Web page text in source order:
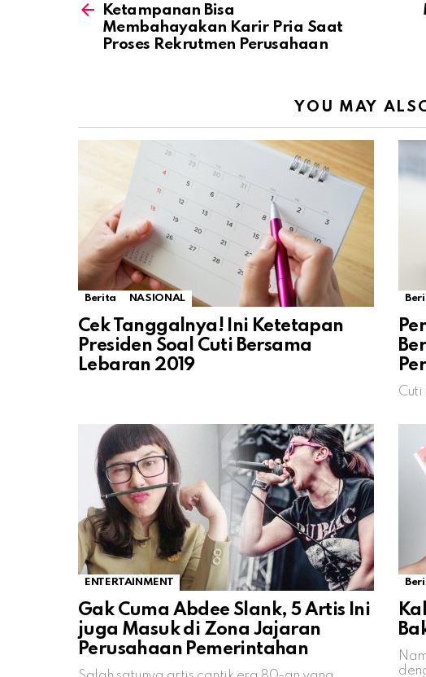
moreKetampanan Bisa
Membahayakan Karir Pria Saat
Proses Rekrutmen Perusahaan
YOU MAY
Berita NASIONAL
Cek Tanggalnya! Ini Ketetapan
Presiden Soal Cuti Bersama
Lebaran 2019
Cuti
ENTERTAINMENT
Gak Cuma Abdee Slank, 5 Artis Ini
juga Masuk di Zona Jajaran
Perusahaan Pemerintahan